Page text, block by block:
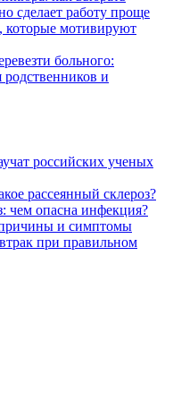
сделает работу проще
которые мотивируют
больного:
родственников и
российских ученых
рассеянный склероз?
чем опасна инфекция?
и симптомы
при правильном